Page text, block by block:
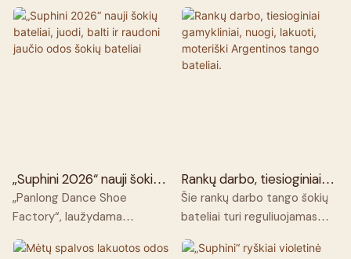
„Suphini 2026“ nauji šokių
bateliai, juodi, balti ir
raudoni jaučio odos šokių
bateliai
„Panlong Dance Shoe
Factory“, laužydama
tradicinius šokių batelių
stilius, gamina aukščiausios
Rankų darbo, tiesioginiai
gamykliniai, nuogi, lakuoti,
moteriški Argentinos
tango bateliai.
Šie rankų darbo tango šokių
bateliai turi reguliuojamas
sagtis. Jie lieknina ir formuoja
pėdas, tvirtai laikydami jas